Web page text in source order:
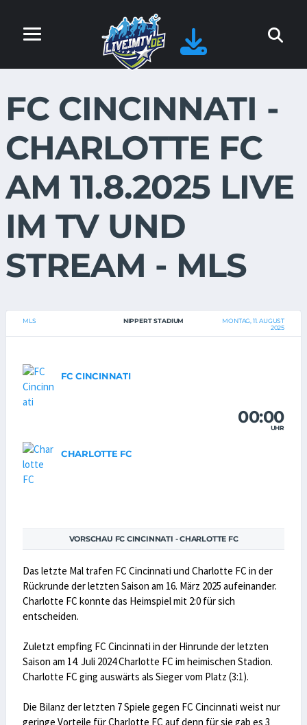
FC CINCINNATI -
CHARLOTTE FC
AM 11.8.2025 LIVE
IM TV UND
STREAM - MLS
MLS NIPPERT STADIUM
MONTAG, 11. AUGUST
2025
FC CINCINNATI
00:00
UHR
CHARLOTTE FC
VORSCHAU FC CINCINNATI - CHARLOTTE FC
Das letzte Mal trafen FC Cincinnati und Charlotte FC in der
Rückrunde der letzten Saison am 16. März 2025 aufeinander.
Charlotte FC konnte das Heimspiel mit 2:0 für sich
entscheiden.
Zuletzt empfing FC Cincinnati in der Hinrunde der letzten
Saison am 14. Juli 2024 Charlotte FC im heimischen Stadion.
Charlotte FC ging auswärts als Sieger vom Platz (3:1).
Die Bilanz der letzten 7 Spiele gegen FC Cincinnati weist nur
geringe Vorteile für Charlotte FC auf denn für sie gab es 3